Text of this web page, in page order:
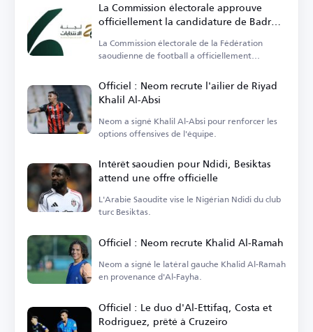
La Commission électorale approuve
officiellement la candidature de Badr
Al-Raziza à la présidence de la
Fédération saoudienne de football
La Commission électorale de la Fédération
saoudienne de football a officiellement
Officiel : Neom recrute l'ailier de Riyad
Khalil Al-Absi
Neom a signé Khalil Al-Absi pour renforcer les
options offensives de l'équipe.
Intérêt saoudien pour Ndidi, Besiktas
attend une offre officielle
L'Arabie Saoudite vise le Nigérian Ndidi du club
turc Besiktas.
Officiel : Neom recrute Khalid Al-Ramah
Neom a signé le latéral gauche Khalid Al-Ramah
en provenance d'Al-Fayha.
Officiel : Le duo d'Al-Ettifaq, Costa et
Rodriguez, prêté à Cruzeiro